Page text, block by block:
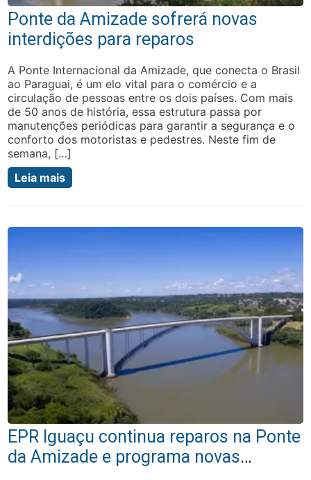
Ponte da Amizade sofrerá novas
interdições para reparos
A Ponte Internacional da Amizade, que conecta o Brasil
ao Paraguai, é um elo vital para o comércio e a
circulação de pessoas entre os dois países. Com mais
de 50 anos de história, essa estrutura passa por
manutenções periódicas para garantir a segurança e o
conforto dos motoristas e pedestres. Neste fim de
semana, […]
Leia mais
EPR Iguaçu continua reparos na Ponte
da Amizade e programa novas